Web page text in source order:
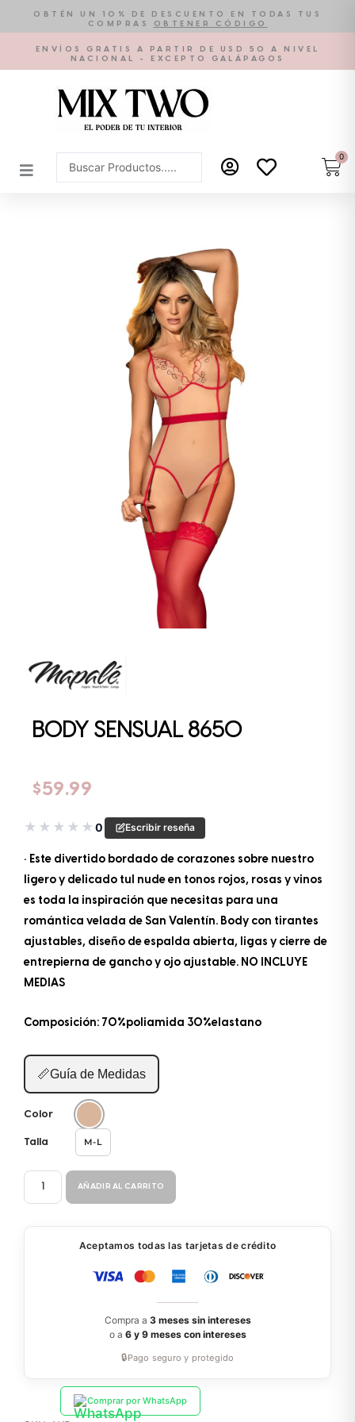
contenido
OBTÉN UN 10% DE DESCUENTO EN TODAS TUS
COMPRAS
OBTENER CÓDIGO
ENVÍOS GRATIS A PARTIR DE USD 50 A NIVEL
NACIONAL - EXCEPTO GALÁPAGOS
Search
...
0
BODY SENSUAL 8650
$59.99
★ ★ ★ ★ ★0 Escribir reseña
• Este divertido bordado de corazones sobre nuestro
ligero y delicado tul nude en tonos rojos, rosas y vinos
es toda la inspiración que necesitas para una
romántica velada de San Valentín. Body con tirantes
ajustables, diseño de espalda abierta, ligas y cierre de
entrepierna de gancho y ojo ajustable. NO INCLUYE
MEDIAS
Composición: 70%poliamida 30%elastano
📏Guía de Medidas
Color
Talla M-L
BODY
SENSUAL
AÑADIR AL CARRITO
Aceptamos todas las tarjetas de crédito
Compra a 3 meses sin intereses
o a 6 y 9 meses con intereses
🔒Pago seguro y protegido
Comprar por WhatsApp